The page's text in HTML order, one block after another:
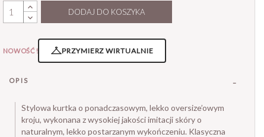
DODAJ DO KOSZYKA
NOWOŚĆ! PRZYMIERZ WIRTUALNIE
OPIS
Stylowa kurtka o ponadczasowym, lekko oversize’owym
kroju, wykonana z wysokiej jakości imitacji skóry o
naturalnym, lekko postarzanym wykończeniu. Klasyczna